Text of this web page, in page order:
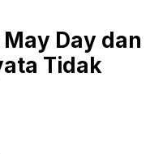
Day dan
Tidak